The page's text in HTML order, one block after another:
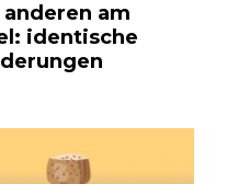
am
identische